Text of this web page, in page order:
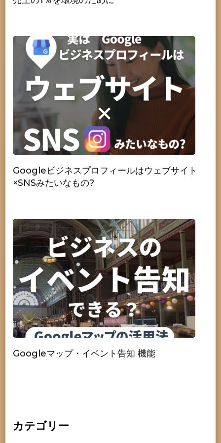
Googleビジネスプロフィールはウェブサイト
×SNSみたいなもの?
Googleマップ・イベント告知 機能
カテゴリー